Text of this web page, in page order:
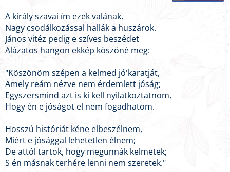
A király szavai ím ezek valának,
Nagy csodálkozással hallák a huszárok.
János vitéz pedig e szíves beszédet
Alázatos hangon ekkép köszöné meg:
"Köszönöm szépen a kelmed jó'karatját,
Amely reám nézve nem érdemlett jóság;
Egyszersmind azt is ki kell nyilatkoztatnom,
Hogy én e jóságot el nem fogadhatom.
Hosszú históriát kéne elbeszélnem,
Miért e jósággal lehetetlen élnem;
De attól tartok, hogy megunnák kelmetek;
S én másnak terhére lenni nem szeretek."